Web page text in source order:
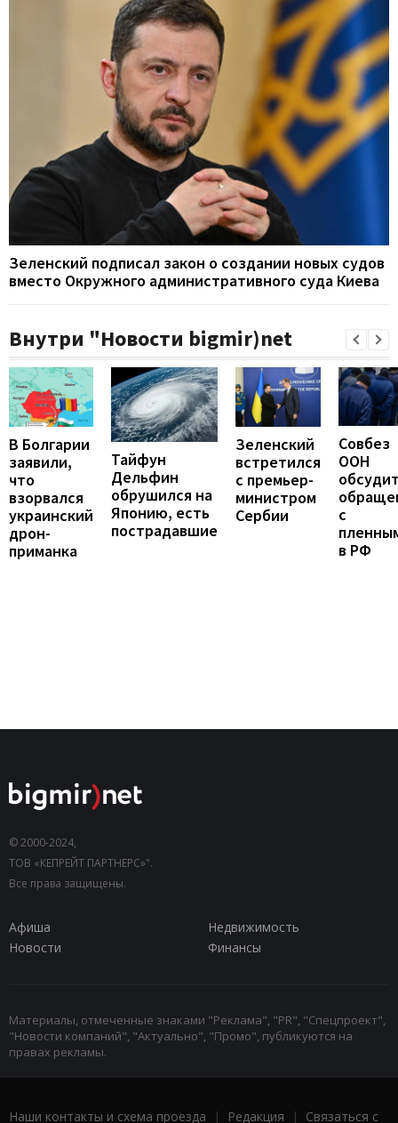
Зеленский подписал закон о создании новых судов
вместо Окружного административного суда Киева
Внутри "Новости bigmir)net
В Болгарии
заявили,
что
взорвался
украинский
дрон-
приманка
Тайфун
Дельфин
обрушился на
Японию, есть
пострадавшие
Зеленский
встретился
с премьер-
министром
Сербии
Совбез
ООН
с
в РФ
© 2000-2024,
ТОВ «КЕПРЕЙТ ПАРТНЕРС»".
Все права защищены.
Афиша
Недвижимость
Новости
Финансы
Материалы, отмеченные знаками "Реклама", "PR", "Спецпроект",
"Новости компаний", "Актуально", "Промо", публикуются на
правах рекламы.
Наши контакты и схема проезда | Редакция | Связаться с